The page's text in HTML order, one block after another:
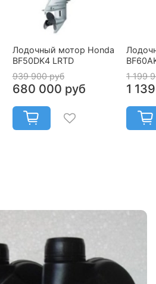
Лодочный мотор Honda
BF50DK4 LRTD
939 900 руб
680 000 руб
1 199
1